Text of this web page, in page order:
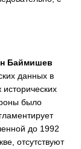
Баймишев
данных в
было
до 1992
отсутствуют